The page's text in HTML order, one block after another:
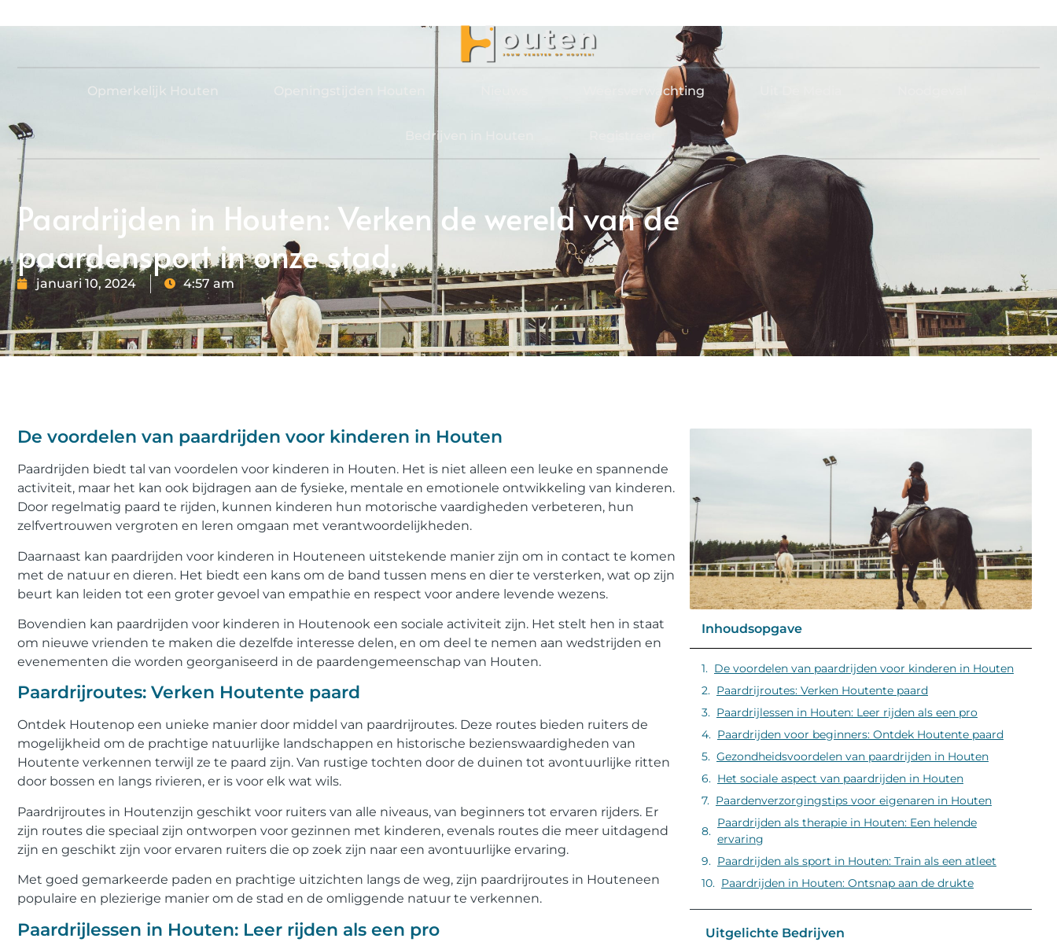
Opmerkelijk Houten Weersverwachting
Bedrijven in Houten
Paardrijden in Houten: Verken de wereld van de
paardensport in onze stad.
januari 10, 2024 4:57 am
De voordelen van paardrijden voor kinderen in Houten
Paardrijden biedt tal van voordelen voor kinderen in Houten. Het is niet alleen een leuke en spannende
activiteit, maar het kan ook bijdragen aan de fysieke, mentale en emotionele ontwikkeling van kinderen.
Door regelmatig paard te rijden, kunnen kinderen hun motorische vaardigheden verbeteren, hun
zelfvertrouwen vergroten en leren omgaan met verantwoordelijkheden.
Daarnaast kan paardrijden voor kinderen in Houteneen uitstekende manier zijn om in contact te komen
met de natuur en dieren. Het biedt een kans om de band tussen mens en dier te versterken, wat op zijn
beurt kan leiden tot een groter gevoel van empathie en respect voor andere levende wezens.
Bovendien kan paardrijden voor kinderen in Houtenook een sociale activiteit zijn. Het stelt hen in staat
om nieuwe vrienden te maken die dezelfde interesse delen, en om deel te nemen aan wedstrijden en
evenementen die worden georganiseerd in de paardengemeenschap van Houten.
Paardrijroutes: Verken Houtente paard
Ontdek Houtenop een unieke manier door middel van paardrijroutes. Deze routes bieden ruiters de
mogelijkheid om de prachtige natuurlijke landschappen en historische bezienswaardigheden van
Houtente verkennen terwijl ze te paard zijn. Van rustige tochten door de duinen tot avontuurlijke ritten
door bossen en langs rivieren, er is voor elk wat wils.
Paardrijroutes in Houtenzijn geschikt voor ruiters van alle niveaus, van beginners tot ervaren rijders. Er
zijn routes die speciaal zijn ontworpen voor gezinnen met kinderen, evenals routes die meer uitdagend
zijn en geschikt zijn voor ervaren ruiters die op zoek zijn naar een avontuurlijke ervaring.
Met goed gemarkeerde paden en prachtige uitzichten langs de weg, zijn paardrijroutes in Houteneen ​​
populaire en plezierige manier om de stad en de omliggende natuur te verkennen.
Paardrijlessen in Houten: Leer rijden als een pro
Inhoudsopgave
De voordelen van paardrijden voor kinderen in Houten
Paardrijroutes: Verken Houtente paard
Paardrijlessen in Houten: Leer rijden als een pro
Paardrijden voor beginners: Ontdek Houtente paard
Gezondheidsvoordelen van paardrijden in Houten
Het sociale aspect van paardrijden in Houten
Paardenverzorgingstips voor eigenaren in Houten
Paardrijden als therapie in Houten: Een helende
ervaring
Paardrijden als sport in Houten: Train als een atleet
Paardrijden in Houten: Ontsnap aan de drukte
Uitgelichte Bedrijven